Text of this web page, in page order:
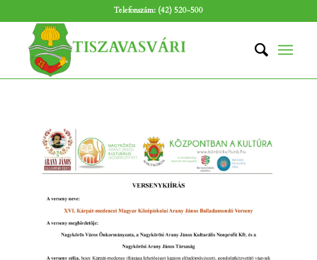
Telefonszám: (42) 520-500